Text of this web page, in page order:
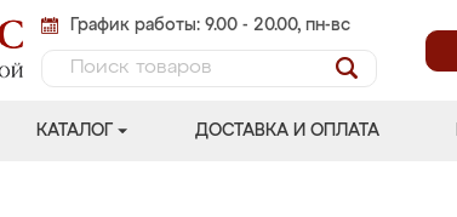
График работы: 9.00 - 20.00, пн-вс
КАТАЛОГ ДОСТАВКА И ОПЛАТА